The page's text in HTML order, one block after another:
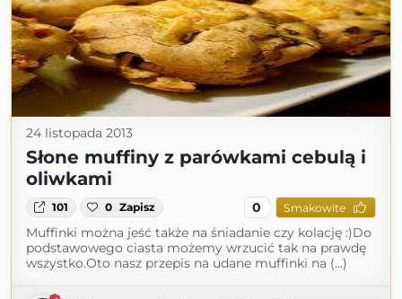
24 listopada 2013
Słone muffiny z parówkami cebulą i
oliwkami
101 0 Zapisz 0 Smakowite
Muffinki można jeść także na śniadanie czy kolację :)Do
podstawowego ciasta możemy wrzucić tak na prawdę
wszystko.Oto nasz przepis na udane muffinki na (...)